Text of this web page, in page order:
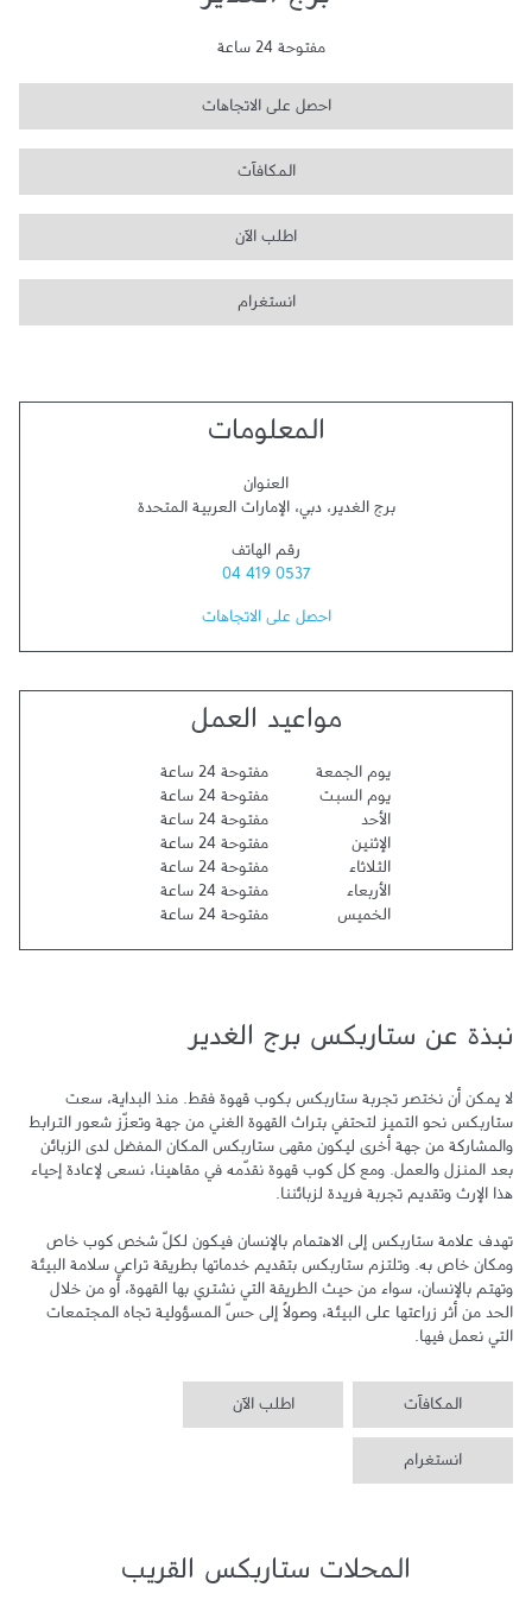
مفتوحة 24 ساعة
احصل على الاتجاهات
المكافآت
اطلب الآن
انستغرام
المعلومات
العنوان
برج الغدير،دبي،الإمارات العربية المتحدة
رقم الهاتف
04 419 0537
احصل على الاتجاهات
مواعيد العمل
يوم الجمعة
مفتوحة 24 ساعة
يوم السبت
مفتوحة 24 ساعة
الأحد
مفتوحة 24 ساعة
الإثنين
مفتوحة 24 ساعة
الثلاثاء
مفتوحة 24 ساعة
الأربعاء
مفتوحة 24 ساعة
الخميس
مفتوحة 24 ساعة
نبذة عن ستاربكس برج الغدير
التي نعمل فيها.
المكافآت اطلب الآن
انستغرام
المحلات ستاربكس القريب